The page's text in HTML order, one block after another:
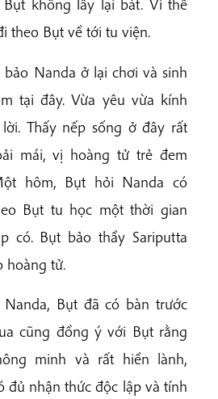
không lấy lại bát. Vì thế
theo Bụt về tới tu viện.
Nanda ở lại chơi và sinh
tại đây. Vừa yêu vừa kính
Thấy nếp sống ở đây rất
mái, vị hoàng tử trẻ đem
hôm, Bụt hỏi Nanda có
Bụt tu học một thời gian
có. Bụt bảo thầy Sariputta
hoàng tử.
Bụt đã có bàn trước
cũng đồng ý với Bụt rằng
minh và rất hiền lành,
đủ nhận thức độc lập và tính